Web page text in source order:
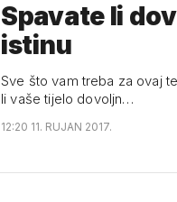
Spavate li
istinu
Sve što vam treba za ovaj
li vaše tijelo dovoljn…
12:20 11. RUJAN 2017.